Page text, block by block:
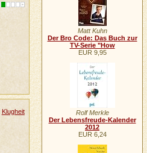
Klugheit
Matt Kuhn
Der Bro Code: Das Buch zur
TV-Serie "How
EUR 9,95
Rolf Merkle
Der Lebensfreude-Kalender
2012
EUR 6,24